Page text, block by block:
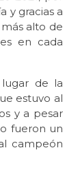
y gracias a
alto de
en cada
de la
estuvo al
y a pesar
fueron un
campeón